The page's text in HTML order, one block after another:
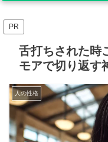
PR
舌打ちされた時
モアで切り返す
人の性格